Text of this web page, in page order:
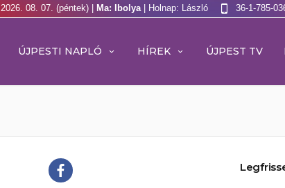
2026. 08. 07. (péntek) | Ma: Ibolya | Holnap: László 36-1-785-
ÚJPESTI NAPLÓ HÍREK ÚJPEST TV